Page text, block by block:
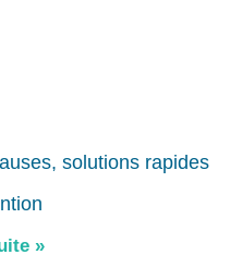
solutions rapides
»